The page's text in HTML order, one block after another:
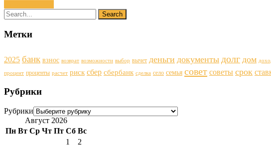
Метки
2025 банк взнос возврат возможности выбор вычет деньги документы долг дом
процент проценты расчет риск сбер сбербанк сделка село семья совет советы срок
Рубрики
Рубрики
Август 2026
Пн Вт Ср Чт Пт Сб Вс
1
2